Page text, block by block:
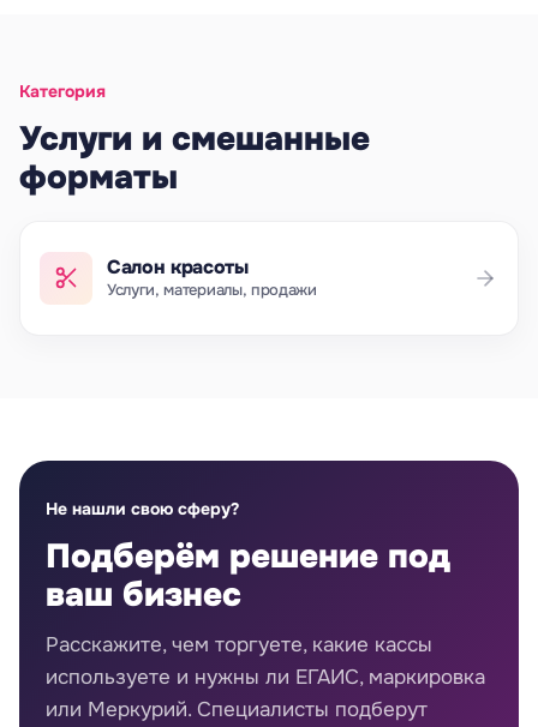
Категория
Услуги и смешанные
форматы
Салон красоты
Услуги, материалы, продажи
Не нашли свою сферу?
Подберём решение под
ваш бизнес
Расскажите, чем торгуете, какие кассы
используете и нужны ли ЕГАИС, маркировка
или Меркурий. Специалисты подберут